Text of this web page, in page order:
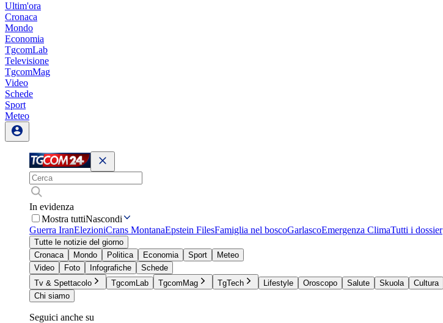
Ultim'ora
Cronaca
Mondo
Economia
TgcomLab
Televisione
TgcomMag
Video
Schede
Sport
Meteo
In evidenza
Mostra tuttiNascondi
Guerra IranElezioniCrans MontanaEpstein FilesFamiglia nel boscoGarlascoEmergenza ClimaTutti i dossier
Tutte le notizie del giorno
Cronaca
Mondo Politica Economia Sport
Meteo
Video
Foto Infografiche
Schede
Tv & Spettacolo
TgcomLab TgcomMag TgTech Lifestyle Oroscopo Salute Skuola Cultura
Chi siamo
Seguici anche su